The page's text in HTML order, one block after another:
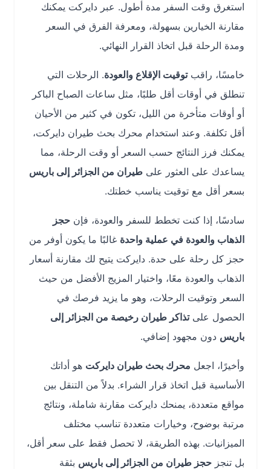
استغرق وقت السفر مدة أطول. عبر دايركت يمكنك
مقارنة الخيارين بسهولة، ومعرفة الفرق في السعر
ومدة الرحلة قبل اتخاذ القرار النهائي.
خامسًا، راقب توقيت الإقلاع والعودة. الرحلات التي
تنطلق في أوقات أقل طلبًا، مثل ساعات الصباح الباكر
أو أوقات متأخرة من الليل، تكون في كثير من الأحيان
أقل تكلفة. وعند استخدام محرك بحث طيران دايركت،
يمكنك فرز النتائج حسب السعر أو وقت الرحلة، مما
يساعدك على العثور على طيران من الجزائر إلى باريس
بسعر أقل مع توقيت يناسب خطتك.
سادسًا، إذا كنت تخطط للسفر والعودة، فإنحجز
الذهاب والعودة في عملية واحدة غالبًا ما يكون أوفر من
حجز كل رحلة على حدة. دايركت يتيح لك مقارنة أسعار
الذهاب والعودة معًا، واختيار المزيج الأفضل من حيث
السعر وتوقيت الرحلات، وهو ما يزيد فرصك في
الحصول علىتذاكر طيران رخيصة من الجزائر إلى
باريسدون مجهود إضافي.
وأخيرًا، اجعل محرك بحث طيران دايركتهو أداتك
الأساسية قبل اتخاذ قرار الشراء. بدلاً من التنقل بين
مواقع متعددة، يمنحك دايركت مقارنة شاملة، ونتائج
مرتبة بوضوح، وخيارات متعددة تناسب مختلف
الميزانيات. بهذه الطريقة، لا تحصل فقط على سعر أقل،
بل تنجزحجز طيران من الجزائر إلى باريسبثقة